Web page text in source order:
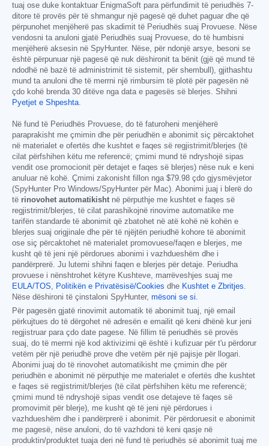
tuaj ose duke kontaktuar EnigmaSoft para përfundimit të periudhës 7-
ditore të provës për të shmangur një pagesë që duhet paguar dhe që
përpunohet menjëherë pas skadimit të Periudhës suaj Provuese. Nëse
vendosni ta anuloni gjatë Periudhës suaj Provuese, do të humbisni
menjëherë aksesin në SpyHunter. Nëse, për ndonjë arsye, besoni se
është përpunuar një pagesë që nuk dëshironit ta bënit (gjë që mund të
ndodhë në bazë të administrimit të sistemit, për shembull), gjithashtu
mund ta anuloni dhe të merrni një rimbursim të plotë për pagesën në
çdo kohë brenda 30 ditëve nga data e pagesës së blerjes. Shihni
Pyetjet e Shpeshta
Në fund të Periudhës Provuese, do të faturoheni menjëherë
paraprakisht me çmimin dhe për periudhën e abonimit siç përcaktohet
në materialet e ofertës dhe kushtet e faqes së regjistrimit/blerjes (të
cilat përfshihen këtu me referencë; çmimi mund të ndryshojë sipas
vendit ose promocionit për detajet e faqes së blerjes) nëse nuk e keni
anuluar në kohë. Çmimi zakonisht fillon nga $79.98 çdo gjysmëvjetor
(SpyHunter Pro Windows/SpyHunter për Mac). Abonimi juaj i blerë do
të rinovohet automatikisht në përputhje me kushtet e faqes së
regjistrimit/blerjes, të cilat parashikojnë rinovime automatike me
tarifën standarde të abonimit që zbatohet në atë kohë në kohën e
blerjes suaj origjinale dhe për të njëjtën periudhë kohore të abonimit
ose siç përcaktohet në materialet promovuese/faqen e blerjes, me
kusht që të jeni një përdorues abonimi i vazhdueshëm dhe i
pandërprerë. Ju lutemi shihni faqen e blerjes për detaje. Periudha
provuese i nënshtrohet këtyre Kushteve, marrëveshjes suaj me
EULA/TOS
Politikën e Privatësisë/Cookies dhe Kushtet e Zbritjes
Nëse dëshironi të çinstaloni SpyHunter, mësoni se si
Për pagesën gjatë rinovimit automatik të abonimit tuaj, një email
përkujtues do të dërgohet në adresën e emailit që keni dhënë kur jeni
regjistruar para çdo date pagese. Në fillim të periudhës së provës
suaj, do të merrni një kod aktivizimi që është i kufizuar për t'u përdorur
vetëm për një periudhë prove dhe vetëm për një pajisje për llogari.
Abonimi juaj do të rinovohet automatikisht me çmimin dhe për
periudhën e abonimit në përputhje me materialet e ofertës dhe kushtet
e faqes së regjistrimit/blerjes (të cilat përfshihen këtu me referencë;
çmimi mund të ndryshojë sipas vendit ose detajeve të faqes së
promovimit për blerje), me kusht që të jeni një përdorues i
vazhdueshëm dhe i pandërprerë i abonimit. Për përdoruesit e abonimit
me pagesë, nëse anuloni, do të vazhdoni të keni qasje në
produktin/produktet tuaja deri në fund të periudhës së abonimit tuaj me